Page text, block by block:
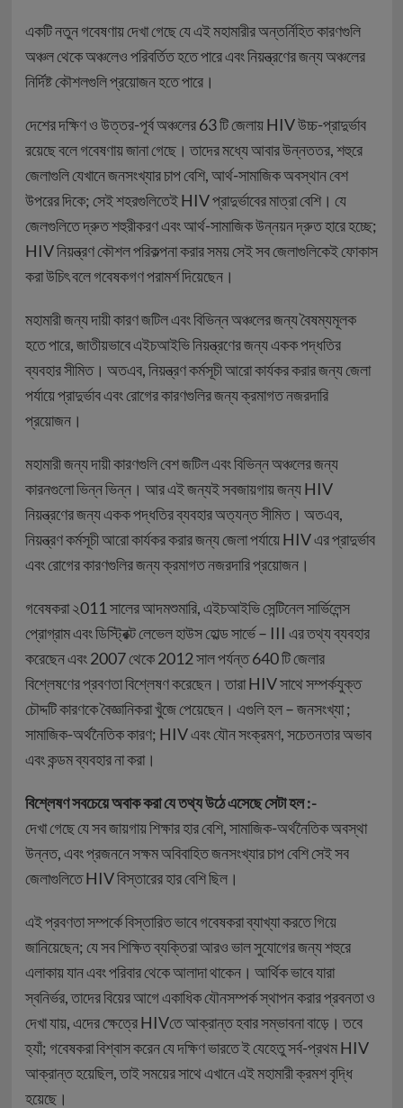
একটি নতুন গবেষণায় দেখা গেছে যে এই মহামারীর অন্তর্নিহিত কারণগুলি
অঞ্চল থেকে অঞ্চলেও পরিবর্তিত হতে পারে এবং নিয়ন্ত্রণের জন্য অঞ্চলের
নির্দিষ্ট কৌশলগুলি প্রয়োজন হতে পারে।
দেশের দক্ষিণ ও উত্তর-পূর্ব অঞ্চলের 63 টি জেলায় HIV উচ্চ-প্রাদুর্ভাব
রয়েছে বলে গবেষণায় জানা গেছে। তাদের মধ্যে আবার উন্নততর, শহুরে
জেলাগুলি যেখানে জনসংখ্যার চাপ বেশি, আর্থ-সামাজিক অবস্থান বেশ
উপরের দিকে; সেই শহরগুলিতেই HIV প্রাদুর্ভাবের মাত্রা বেশি। যে
জেলগুলিতে দ্রুত শহুরীকরণ এবং আর্থ-সামাজিক উন্নয়ন দ্রুত হারে হচ্ছে;
HIV নিয়ন্ত্রণ কৌশল পরিকল্পনা করার সময় সেই সব জেলাগুলিকেই ফোকাস
করা উচিৎ বলে গবেষকগণ পরামর্শ দিয়েছেন।
মহামারী জন্য দায়ী কারণ জটিল এবং বিভিন্ন অঞ্চলের জন্য বৈষম্যমূলক
হতে পারে, জাতীয়ভাবে এইচআইভি নিয়ন্ত্রণের জন্য একক পদ্ধতির
ব্যবহার সীমিত। অতএব, নিয়ন্ত্রণ কর্মসূচী আরো কার্যকর করার জন্য জেলা
পর্যায়ে প্রাদুর্ভাব এবং রোগের কারণগুলির জন্য ক্রমাগত নজরদারি
প্রয়োজন।
মহামারী জন্য দায়ী কারণগুলি বেশ জটিল এবং বিভিন্ন অঞ্চলের জন্য
কারনগুলো ভিন্ন ভিন্ন। আর এই জন্যই সবজায়গায় জন্য HIV
নিয়ন্ত্রণের জন্য একক পদ্ধতির ব্যবহার অত‍্যন্ত সীমিত। অতএব,
নিয়ন্ত্রণ কর্মসূচী আরো কার্যকর করার জন্য জেলা পর্যায়ে HIV এর প্রাদুর্ভাব
এবং রোগের কারণগুলির জন্য ক্রমাগত নজরদারি প্রয়োজন।
গবেষকরা ২011 সালের আদমশুমারি, এইচআইভি সেন্টিনেল সার্ভিলেন্স
প্রোগ্রাম এবং ডিস্ট্রিক্ট লেভেল হাউস হোল্ড সার্ভে – III এর তথ্য ব্যবহার
করেছেন এবং 2007 থেকে 2012 সাল পর্যন্ত 640 টি জেলার
বিশ্লেষণের প্রবণতা বিশ্লেষণ করেছেন। তারা HIV সাথে সম্পর্কযুক্ত
চৌদ্দটি কারণকে বৈজ্ঞানিকরা খুঁজে পেয়েছেন। এগুলি হল – জনসংখ্যা ;
সামাজিক-অর্থনৈতিক কারণ; HIV এবং যৌন সংক্রমণ, সচেতনতার অভাব
এবং কন্ডম ব্যবহার না করা।
বিশ্লেষণ সবচেয়ে অবাক করা যে তথ্য উঠে এসেছে সেটা হল :-
দেখা গেছে যে সব জায়গায় শিক্ষার হার বেশি, সামাজিক-অর্থনৈতিক অবস্থা
উন্নত, এবং প্রজননে‌ সক্ষম অবিবাহিত জনসংখ্যার চাপ বেশি সেই সব
জেলাগুলিতে HIV বিস্তারের হার বেশি ছিল।
এই প্রবণতা সম্পর্কে বিস্তারিত ভাবে গবেষকরা ব্যাখ্যা করতে গিয়ে
জানিয়েছেন; যে সব শিক্ষিত ব্যক্তিরা আরও ভাল সুযোগের জন্য শহুরে
এলাকায় যান এবং পরিবার থেকে আলাদা থাকেন। আর্থিক ভাবে যারা
স্বনির্ভর, তাদের বিয়ের আগে একাধিক যৌনসম্পর্ক স্থাপন করার প্রবনতা ও
দেখা যায়, এদের ক্ষেত্রে HIVতে আক্রান্ত হবার সম্ভাবনা বাড়ে। তবে
হ্যাঁ; গবেষকরা বিশ্বাস করেন যে দক্ষিণ ভারতে ই যেহেতু সর্ব-প্রথম HIV
আক্রান্ত হয়েছিল, তাই সময়ের সাথে এখানে এই মহামারী ক্রমশ বৃদ্ধি
হয়েছে।